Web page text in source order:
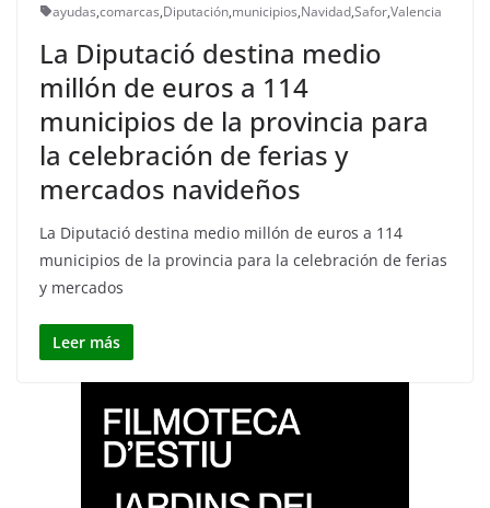
ayudas,comarcas,Diputación,municipios,Navidad,Safor,Valencia
La Diputació destina medio
millón de euros a 114
municipios de la provincia para
la celebración de ferias y
mercados navideños
La Diputació destina medio millón de euros a 114
municipios de la provincia para la celebración de ferias
y mercados
Leer más